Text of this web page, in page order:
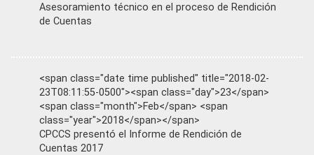
Asesoramiento técnico en el proceso de Rendición
de Cuentas
<span class="date time published" title="2018-02-
23T08:11:55-0500"><span class="day">23</span>
<span class="month">Feb</span> <span
class="year">2018</span></span>
CPCCS presentó el Informe de Rendición de
Cuentas 2017